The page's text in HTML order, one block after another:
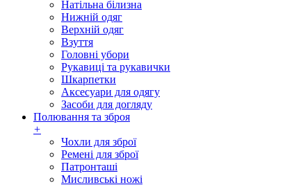
Натільна білизна
Нижній одяг
Верхній одяг
Взуття
Головні убори
Рукавиці та рукавички
Шкарпетки
Аксесуари для одягу
Засоби для догляду
Полювання та зброя
+
Чохли для зброї
Ремені для зброї
Патронташі
Мисливські ножі